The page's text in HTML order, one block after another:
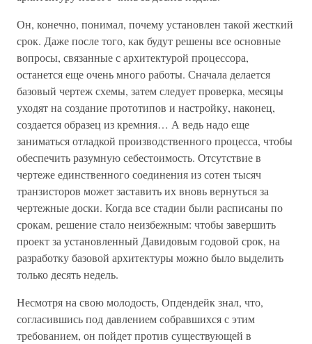
Он, конечно, понимал, почему установлен такой жесткий
срок. Даже после того, как будут решены все основные
вопросы, связанные с архитектурой процессора,
останется еще очень много работы. Сначала делается
базовый чертеж схемы, затем следует проверка, месяцы
уходят на создание прототипов и настройку, наконец,
создается образец из кремния… А ведь надо еще
заниматься отладкой производственного процесса, чтобы
обеспечить разумную себестоимость. Отсутствие в
чертеже единственного соединения из сотен тысяч
транзисторов может заставить их вновь вернуться за
чертежные доски. Когда все стадии были расписаны по
срокам, решение стало неизбежным: чтобы завершить
проект за установленный Давидовым годовой срок, на
разработку базовой архитектуры можно было выделить
только десять недель.
Несмотря на свою молодость, Опдендейк знал, что,
согласившись под давлением собравшихся с этим
требованием, он пойдет против существующей в